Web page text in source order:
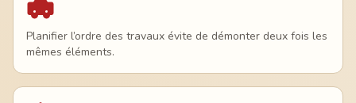
Planifier l’ordre des travaux évite de démonter deux fois les
mêmes éléments.